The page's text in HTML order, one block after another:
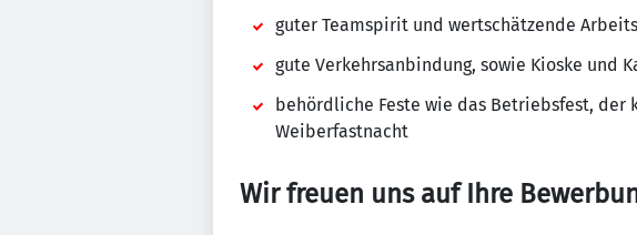
guter Teamspirit und wertschätzende
gute Verkehrsanbindung, sowie Kioske und
behördliche Feste wie das Betriebsfest, der
Weiberfastnacht
Wir freuen uns auf Ihre